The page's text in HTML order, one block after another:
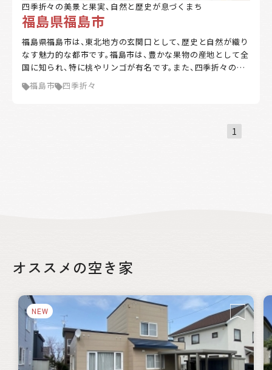
絞り込み
自治体の特徴
海に近い
森林が豊か 暖かい地域
涼しい地域
交通が便利
都市近郊
支援制度
四季折々の美景と果実、自然と歴史が息づくまち
福島県福島市
福島県福島市は、東北地方の玄関口として、歴史と自然が織り
なす魅力的な都市です。福島市は、豊かな果物の産地として全
国に知られ、特に桃やリンゴが有名です。また、四季折々の風
景が美しく、磐梯山や吾妻山を望むことができる自然環境に
恵まれています。市内には数多くの温泉地が点在し、訪れる
も便利です。近年では、住みやすさや自然の豊かさを求めて移
福島市 四季折々
1
オススメの空き家
NEW